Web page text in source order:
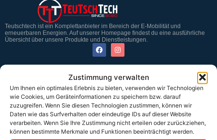
Zustimmung verwalten
Um Ihnen ein optimales Erlebnis zu bieten, verwenden wir Technologien
wie Cookies, um Geräteinformationen zu speichern bzw. darauf
zuzugreifen. Wenn Sie diesen Technologien zustimmen, können wir
Daten wie das Surfverhalten oder eindeutige IDs auf dieser Website
verarbeiten. Wenn Sie Ihre Zustimmung nicht erteilen oder zurückziehen,
können bestimmte Merkmale und Funktionen beeinträchtigt werden.
Teutschtech ist ein Komplettanbieter im Bereich der E-Mobilität und
erneuerbaren Energien. Auf unserer Homepage findest du eine ausführliche
Übersicht über unsere Produkte und Dienstleistungen.
Kontakt
Widerrufsbelehrung
Rücknahmen & Gewährleistung